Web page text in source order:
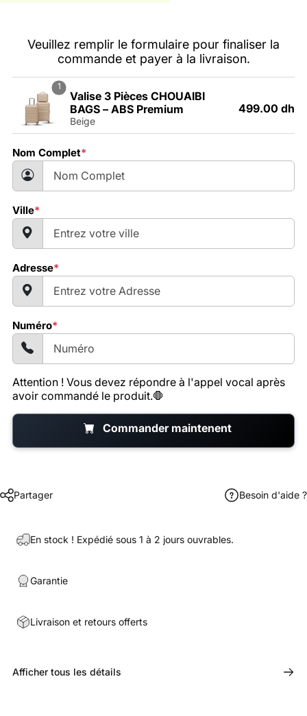
Veuillez remplir le formulaire pour finaliser la
commande et payer à la livraison.
1
Valise 3 Pièces CHOUAIBI
BAGS – ABS Premium
Beige
499.00 dh
Nom Complet*
Ville*
Adresse*
Numéro*
Attention ! Vous devez répondre à l'appel vocal après
avoir commandé le produit.🛑
Commander maintenent
Partager Besoin d'aide ?
En stock ! Expédié sous 1 à 2 jours ouvrables.
Garantie
Livraison et retours offerts
Afficher tous les détails